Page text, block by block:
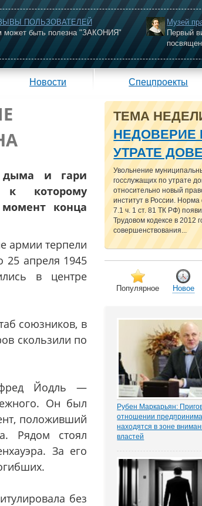
ПОЛЬЗОВАТЕЛЕЙ
может быть полезна "ЗАКОНИЯ"
Музей
Первый
Новости Спецпроекты
дыма и гари
к которому
конца
армии терпели
25 апреля 1945
в центре
союзников, в
скользили по
Йодль —
Он был
положивший
Рядом стоял
За его
без
ТЕМА
НЕДОВЕРИЕ
УТРАТЕ
Увольнение
госслужащих по утрате
относительно новый
институт в России. Норма
7.1 ч. 1 ст. 81 ТК РФ)
Трудовом кодексе в 2012
совершенствования...
Популярное Новое
Рубен Маркарьян:
отношении
находятся в зоне
властей
известном читателям
«ЗАКОНИЯ» из
расследования
захват». Владелец сети